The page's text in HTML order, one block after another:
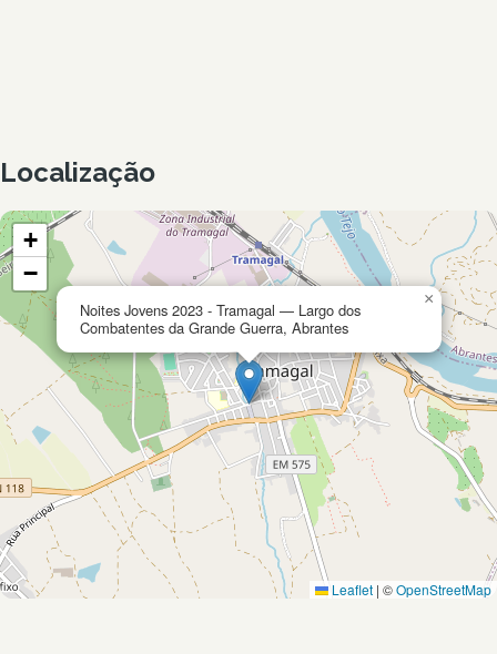
Localização
Noites Jovens 2023 - Tramagal — Largo dos
Combatentes da Grande Guerra, Abrantes
×
+
−
Leaflet | ©OpenStreetMap